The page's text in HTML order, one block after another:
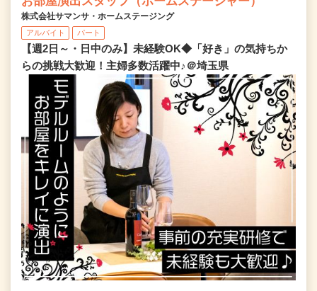
株式会社サマンサ・ホームステージング
アルバイト パート
【週2日～・日中のみ】未経験OK◆「好き」の気持ちか
らの挑戦大歓迎！主婦多数活躍中♪＠埼玉県